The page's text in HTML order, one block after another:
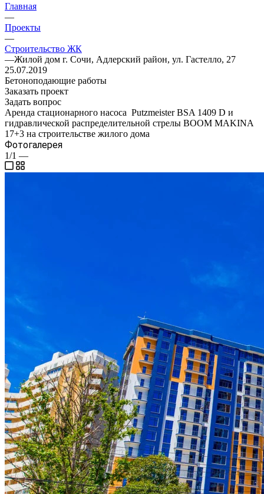
Главная
—
Проекты
—
Строительство ЖК
—Жилой дом г. Сочи, Адлерский район, ул. Гастелло, 27
25.07.2019
Бетоноподающие работы
Заказать проект
Задать вопрос
Аренда стационарного насоса Putzmeister BSA 1409 D и
гидравлической распределительной стрелы BOOM MAKINA
17+3 на строительстве жилого дома
Фотогалерея
1/1 —